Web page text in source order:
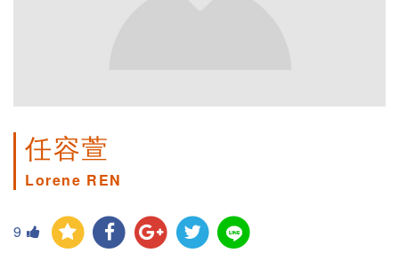
任容萱
Lorene REN
9